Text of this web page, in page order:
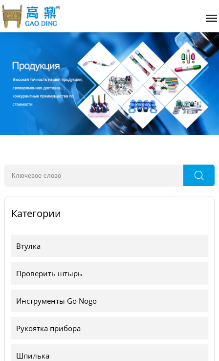
Категории
Втулка
Проверить штырь
Инструменты Go Nogo
Рукоятка прибора
Шпилька